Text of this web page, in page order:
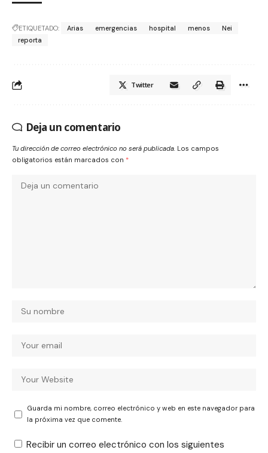
ETIQUETADO: Arias emergencias hospital menos
Nei
reporta
Twitter
Deja un comentario
Tu dirección de correo electrónico no será publicada. Los campos
obligatorios están marcados con *
Guarda mi nombre, correo electrónico y web en este navegador para
la próxima vez que comente.
Recibir un correo electrónico con los siguientes